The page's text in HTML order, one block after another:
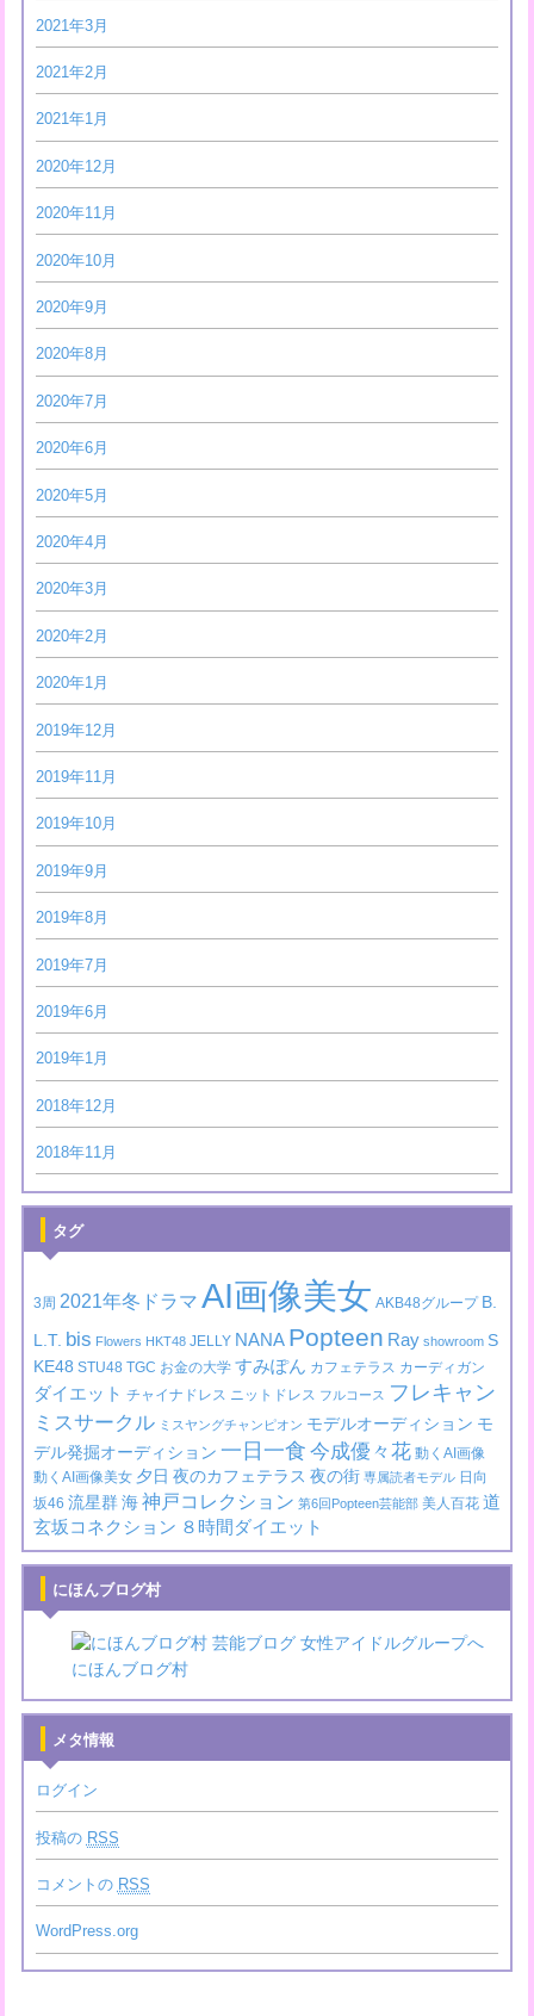
2021年3月
2021年2月
2021年1月
2020年12月
2020年11月
2020年10月
2020年9月
2020年8月
2020年7月
2020年6月
2020年5月
2020年4月
2020年3月
2020年2月
2020年1月
2019年12月
2019年11月
2019年10月
2019年9月
2019年8月
2019年7月
2019年6月
2019年1月
2018年12月
2018年11月
タグ
3周 2021年冬ドラマ AI画像美女 AKB48グループ B.
L.T. bis Flowers HKT48 JELLY NANA Popteen Ray showroom S
KE48 STU48 TGC お金の大学 すみぽん カフェテラス カーディガン
ダイエット チャイナドレス ニットドレス フルコース フレキャン
ミスサークル ミスヤングチャンピオン モデルオーディション モ
デル発掘オーディション 一日一食 今成優々花 動くAI画像
動くAI画像美女 夕日 夜のカフェテラス 夜の街 専属読者モデル 日向
坂46 流星群 海 神戸コレクション 第6回Popteen芸能部 美人百花 道
玄坂コネクション ８時間ダイエット
にほんブログ村
にほんブログ村
メタ情報
ログイン
投稿の RSS
コメントの RSS
WordPress.org